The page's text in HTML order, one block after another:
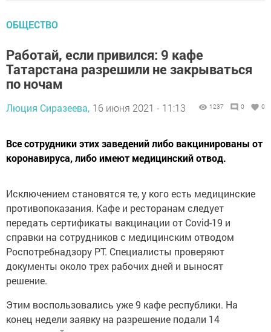
ОБЩЕСТВО
Работай, если привился: 9 кафе
Татарстана разрешили не закрываться
по ночам
Люция Сиразеева, 16 июня 2021 - 11:13 1237 0 0
Все сотрудники этих заведений либо вакцинированы от
коронавируса, либо имеют медицинский отвод.
Исключением становятся те, у кого есть медицинские
противопоказания. Кафе и ресторанам следует
передать сертификаты вакцинации от Covid-19 и
справки на сотрудников с медицинским отводом
Роспотребнадзору РТ. Специалисты проверяют
документы около трех рабочих дней и выносят
решение.
Этим воспользовались уже 9 кафе республики. На
конец недели заявку на разрешение подали 14